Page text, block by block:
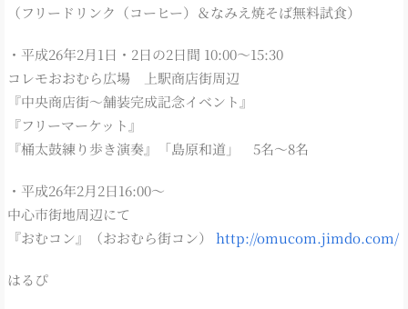
（フリードリンク（コーヒー）＆なみえ焼そば無料試食）
・平成26年2月1日・2日の2日間 10:00～15:30
コレモおおむら広場 上駅商店街周辺
『中央商店街〜舗装完成記念イベント』
『フリーマーケット』
『桶太鼓練り歩き演奏』「島原和道」 5名〜8名
・平成26年2月2日16:00～
中心市街地周辺にて
『おむコン』（おおむら街コン） http://omucom.jimdo.com/
はるぴ